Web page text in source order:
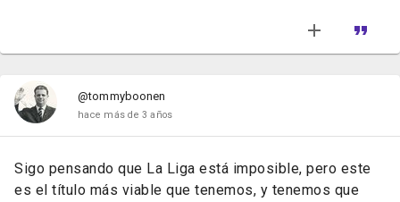
@tommyboonen
hace más de 3 años
Sigo pensando que La Liga está imposible, pero este
es el título más viable que tenemos, y tenemos que